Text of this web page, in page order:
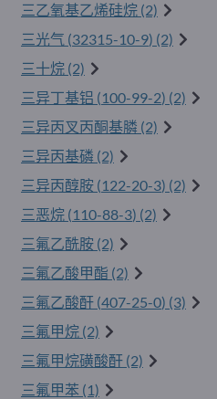
三乙氧基乙烯硅烷 (2)
三光气 (32315-10-9) (2)
三十烷 (2)
三异丁基铝 (100-99-2) (2)
三异丙叉丙酮基膦 (2)
三异丙基磷 (2)
三异丙醇胺 (122-20-3) (2)
三恶烷 (110-88-3) (2)
三氟乙酰胺 (2)
三氟乙酸甲酯 (2)
三氟乙酸酐 (407-25-0) (3)
三氟甲烷 (2)
三氟甲烷磺酸酐 (2)
三氟甲苯 (1)